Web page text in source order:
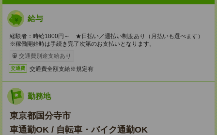
給与
経験者：時給1800円～ ★日払い／週払い制度あり（月払いも選べます）
※稼働開始時は手続き完了次第のお支払いとなります。
交通費別途支給あり
交通費 交通費全額支給※規定有
勤務地
東京都国分寺市
車通勤OK / 自転車・バイク通勤OK